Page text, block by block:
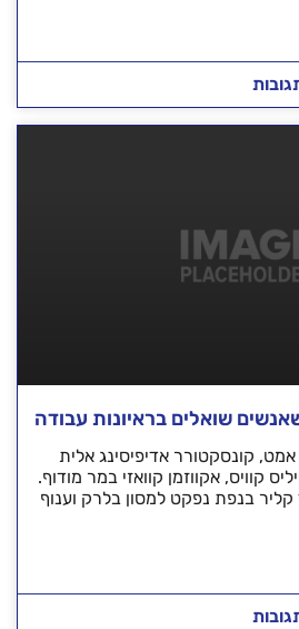
אמט, קונסקטורר אדיפיסינג אלית
קוויס, אקווזמן קוואזי במר מודוף.
קליר בנפת נפקט למסון בלרק וענוף